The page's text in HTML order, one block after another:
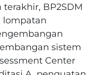
BP2SDM
lompatan
sistem
Center